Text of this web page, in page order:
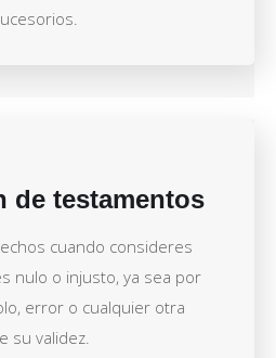
de testamentos
cuando consideres
nulo o injusto, ya sea por
error o cualquier otra
su validez.